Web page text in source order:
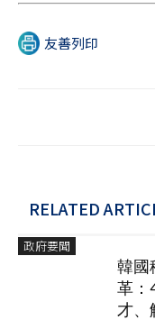
友善列印
RELATED
政府要聞
韓國
革：
才、